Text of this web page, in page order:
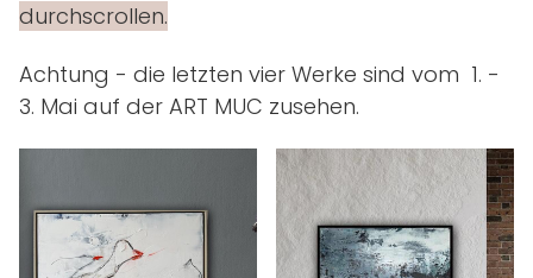
durchscrollen.
Achtung - die letzten vier Werke sind vom 1. -
3. Mai auf der ART MUC zusehen.